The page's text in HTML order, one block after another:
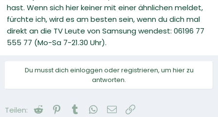
hast. Wenn sich hier keiner mit einer ähnlichen meldet,
fürchte ich, wird es am besten sein, wenn du dich mal
direkt an die TV Leute von Samsung wendest: 06196 77
555 77 (Mo-Sa 7-21.30 Uhr).
Du musst dich einloggen oder registrieren, um hier zu
antworten.
Teilen: Reddit Pinterest
Tumblr WhatsApp
E-Mail